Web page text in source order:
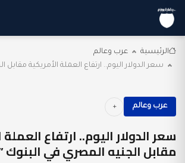
الرئيسية
عرب وعالم
سعر الدولار اليوم.. ارتفاع العملة الأمريكية مقابل
عرب وعالم
سعر الدولار اليوم.. ارتفاع
مقابل الجنيه المصري في البنوك